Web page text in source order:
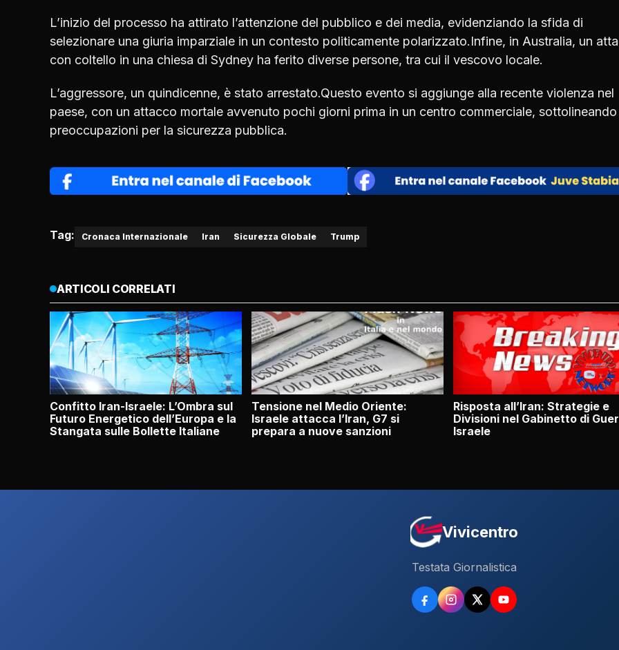
L’inizio del processo ha attirato l’attenzione del pubblico e dei media, evidenziando la sfida di
selezionare una giuria imparziale in un contesto politicamente polarizzato.Infine, in Australia, un
con coltello in una chiesa di Sydney ha ferito diverse persone, tra cui il vescovo locale.
L’aggressore, un quindicenne, è stato arrestato.Questo evento si aggiunge alla recente violenza nel
paese, con un attacco mortale avvenuto pochi giorni prima in un centro commerciale, sottolineando
preoccupazioni per la sicurezza pubblica.
Tag: Cronaca Internazionale Iran Sicurezza Globale Trump
ARTICOLI CORRELATI
Confitto Iran-Israele: L’Ombra sul
Futuro Energetico dell’Europa e la
Stangata sulle Bollette Italiane
Tensione nel Medio Oriente:
Israele attacca l’Iran, G7 si
prepara a nuove sanzioni
Risposta all’Iran: Strategie e
Divisioni nel Gabinetto di
Israele
Vivicentro
Testata Giornalistica